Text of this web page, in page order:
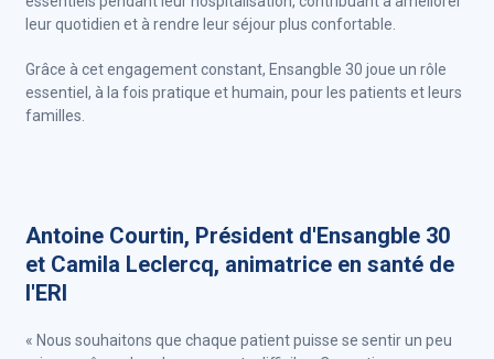
leur quotidien et à rendre leur séjour plus confortable.
Grâce à cet engagement constant, Ensangble 30 joue un rôle
essentiel, à la fois pratique et humain, pour les patients et leurs
familles.
Antoine Courtin, Président d'Ensangble 30
et Camila Leclercq, animatrice en santé de
l'ERI
« Nous souhaitons que chaque patient puisse se sentir un peu